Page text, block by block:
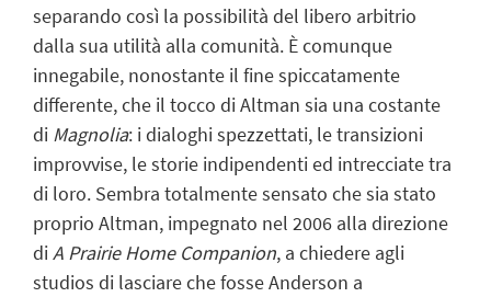
separando così la possibilità del libero arbitrio
dalla sua utilità alla comunità. È comunque
innegabile, nonostante il fine spiccatamente
differente, che il tocco di Altman sia una costante
di Magnolia: i dialoghi spezzettati, le transizioni
improvvise, le storie indipendenti ed intrecciate tra
di loro. Sembra totalmente sensato che sia stato
proprio Altman, impegnato nel 2006 alla direzione
diA Prairie Home Companion, a chiedere agli
studios di lasciare che fosse Anderson a